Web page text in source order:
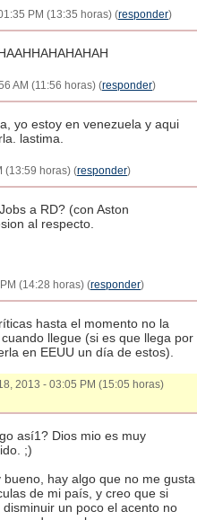
PM (13:35 horas) (responder)
AM (11:56 horas) (responder)
yo estoy en venezuela y aqui
lastima.
(13:59 horas) (responder)
a RD? (con Aston
al respecto.
(14:28 horas) (responder)
hasta el momento no la
llegue (si es que llega por
en EEUU un día de estos).
2013 - 03:05 PM (15:05 horas)
así1? Dios mio es muy
;)
hay algo que no me gusta
de mi país, y creo que si
un poco el acento no